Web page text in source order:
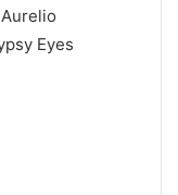
Eyes